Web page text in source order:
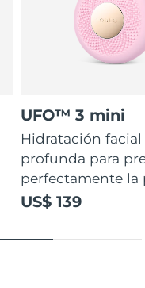
UFO™ 3 mini
Hidratación facial
profunda para
perfectamente la
US$ 139